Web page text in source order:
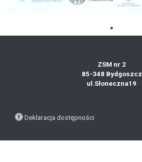
ZSM nr 2
85-348 Bydgoszcz
ul.Słoneczna19
Deklaracja dostępności